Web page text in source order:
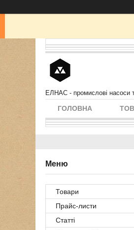
ЕЛНАС - промислові насоси
ГОЛОВНА
Товари
Прайс-листи
Статті